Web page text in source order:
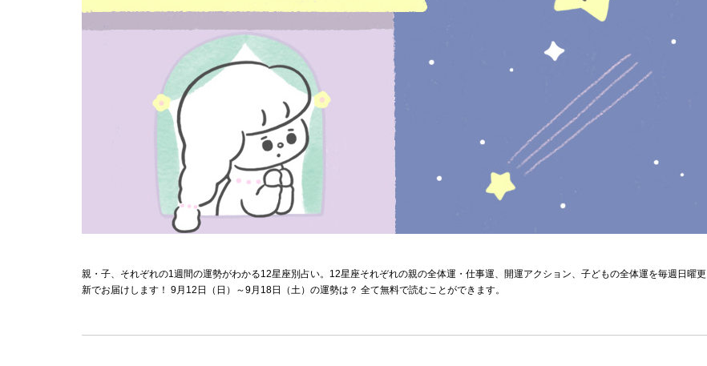
親・子、それぞれの1週間の運勢がわかる12星座別占い。12星座それぞれの親の全体運・仕事運、開運アクション、子どもの全体運を毎週日曜更
新でお届けします！ 9月12日（日）～9月18日（土）の運勢は？ 全て無料で読むことができます。